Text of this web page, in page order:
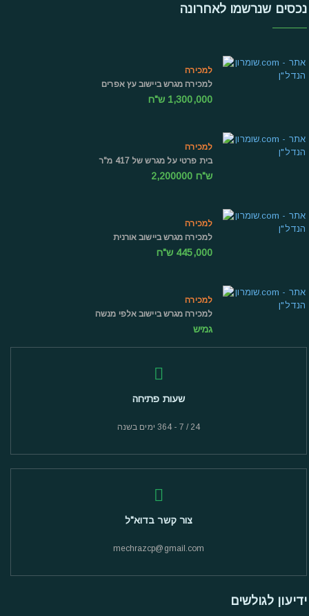
נכסים שנרשמו לאחרונה
למכירה
למכירה מגרש ביישוב עץ אפרים
1,300,000 ש"ח
למכירה
בית פרטי על מגרש של 417 מ"ר
ש"ח 2,200000
למכירה
למכירה מגרש ביישוב אורנית
445,000 ש"ח
למכירה
למכירה מגרש ביישוב אלפי מנשה
גמיש
שעות פתיחה
24 / 7 - 364 ימים בשנה
צור קשר בדוא"ל
mechrazcp@gmail.com
ידיעון לגולשים